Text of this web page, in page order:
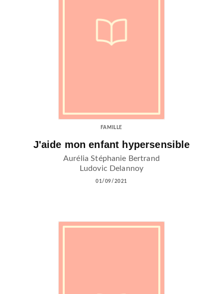
FAMILLE
J'aide mon enfant hypersensible
Aurélia Stéphanie Bertrand
Ludovic Delannoy
01/09/2021